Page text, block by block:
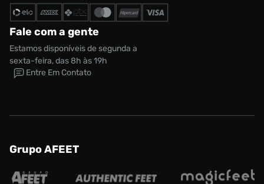
Fale com a gente
Estamos disponíveis de segunda a
sexta-feira, das 8h às 19h
Entre Em Contato
Grupo AFEET